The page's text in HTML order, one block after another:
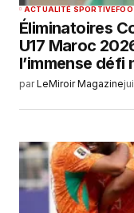
ACTUALITÉ SPORTIVE
Éliminatoires
U17 Maroc
l’immense défi
par LeMiroir Magazine